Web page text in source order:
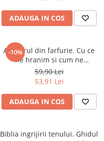
ADAUGA IN COS
-10%
Adevarul din farfurie. Cu ce
ne hranim si cum ne
afecteaza viata
59,90 Lei
53,91 Lei
ADAUGA IN COS
Biblia ingrijirii tenului. Ghidul